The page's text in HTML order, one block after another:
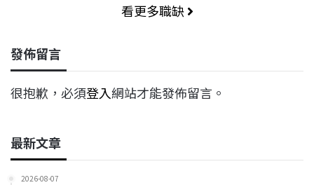
看更多職缺
發佈留言
很抱歉，必須登入網站才能發佈留言。
最新文章
2026-08-07